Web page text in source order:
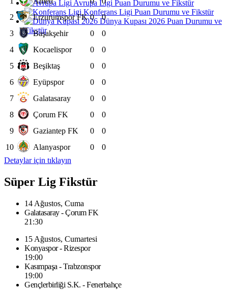
Avrupa Ligi Puan Durumu ve Fikstür
Konferans Ligi Puan Durumu ve Fikstür
Dünya Kupası 2026 Puan Durumu ve
Fikstür
2
Erzurumspor FK 0
0
3
Başakşehir 0
0
4
Kocaelispor 0
0
5
Beşiktaş 0
0
6
Eyüpspor 0
0
7
Galatasaray 0
0
8
Çorum FK 0
0
9
Gaziantep FK 0
0
10
Alanyaspor 0
0
Detaylar için tıklayın
Süper Lig Fikstür
14 Ağustos, Cuma
Galatasaray - Çorum FK
21:30
15 Ağustos, Cumartesi
Konyaspor - Rizespor
19:00
Kasımpaşa - Trabzonspor
19:00
Gençlerbirliği S.K. - Fenerbahçe